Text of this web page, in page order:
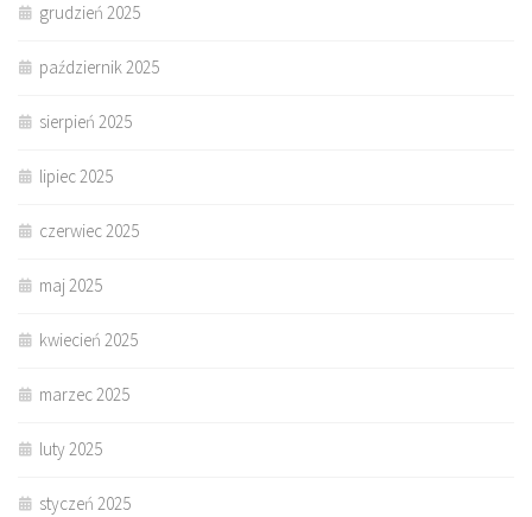
grudzień 2025
październik 2025
sierpień 2025
lipiec 2025
czerwiec 2025
maj 2025
kwiecień 2025
marzec 2025
luty 2025
styczeń 2025